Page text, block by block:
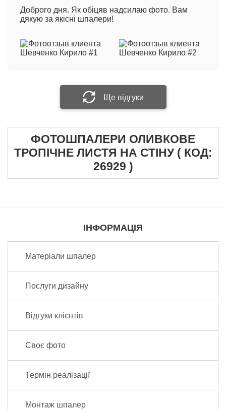
600 грн/кв.м- професійний двошаровий матеріал
з вініловим покриттям на флізеліновій основі.
При виготовленні фотошпалер методом
екологічної технології друку HP Latex: +100 грн/
Прикріпити фотографію
Надіслати відгук
Доброго дня. Як обіцяв надсилаю фото. Вам
дякую за якісні шпалери!
Ще відгуки
ФОТОШПАЛЕРИ ОЛИВКОВЕ
ТРОПІЧНЕ ЛИСТЯ НА СТІНУ ( КОД:
26929 )
ІНФОРМАЦІЯ
Матеріали шпалер
Послуги дизайну
Відгуки клієнтів
Своє фото
Термін реалізації
Монтаж шпалер